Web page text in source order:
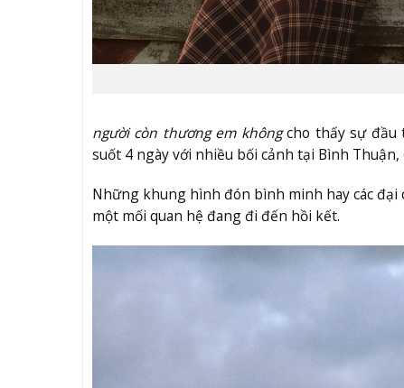
người còn thương em khôngcho thấy sự đầu
suốt 4 ngày với nhiều bối cảnh tại Bình
Những khung hình đón bình minh hay các đại
một mối quan hệ đang đi đến hồi kết.